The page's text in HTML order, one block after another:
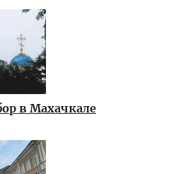
в Махачкале